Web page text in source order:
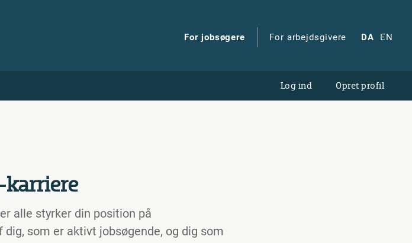
For jobsøgere For arbejdsgivere DA EN
Log ind Opret profil
alle styrker din position på
som er aktivt jobsøgende, og dig som